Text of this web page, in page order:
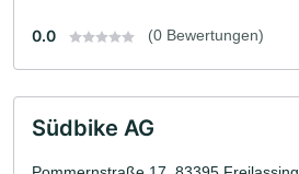
0.0 (0 Bewertungen)
Südbike AG